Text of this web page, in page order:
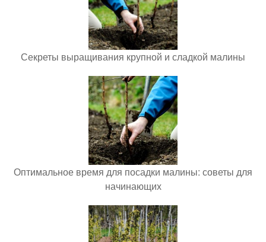
Секреты выращивания крупной и сладкой малины
Оптимальное время для посадки малины: советы для
начинающих